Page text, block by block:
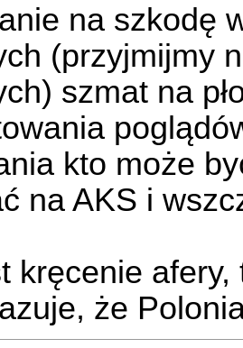
na szkodę
(przyjmijmy
szmat na
kto może
na AKS i
kręcenie
że